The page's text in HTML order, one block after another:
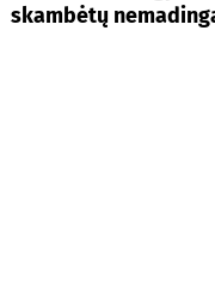
skambėtų